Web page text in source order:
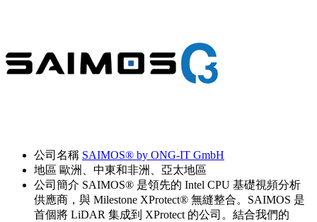
公司名稱 SAIMOS® by ONG-IT GmbH
地區 歐洲、中東和非洲、亞太地區
公司簡介 SAIMOS® 是領先的 Intel CPU 基礎視頻分析
供應商，與 Milestone XProtect® 無縫整合。SAIMOS 是
首個將 LiDAR 集成到 XProtect 的公司。結合我們的